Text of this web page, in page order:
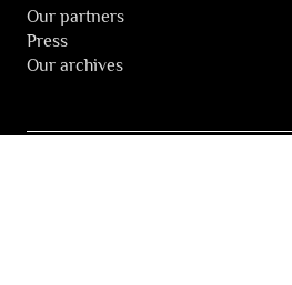
Our partners
Press
Our archives